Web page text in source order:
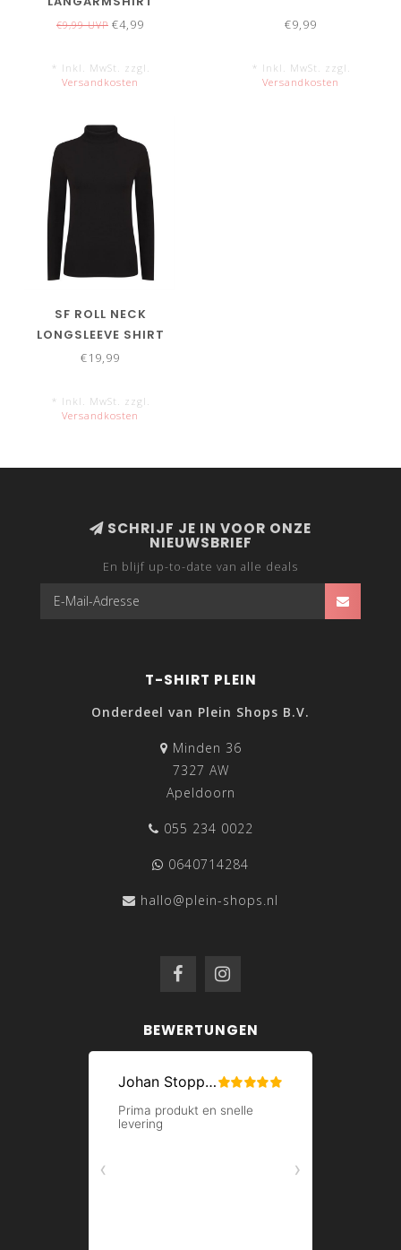
€9,99 UVP €4,99
* Inkl. MwSt. zzgl.
Versandkosten
€9,99
* Inkl. MwSt. zzgl.
Versandkosten
SF ROLL NECK
LONGSLEEVE SHIRT
€19,99
* Inkl. MwSt. zzgl.
Versandkosten
SCHRIJF JE IN VOOR ONZE
NIEUWSBRIEF
En blijf up-to-date van alle deals
T-SHIRT PLEIN
Onderdeel van Plein Shops B.V.
Minden 36
7327 AW
Apeldoorn
055 234 0022
0640714284
hallo@plein-shops.nl
BEWERTUNGEN